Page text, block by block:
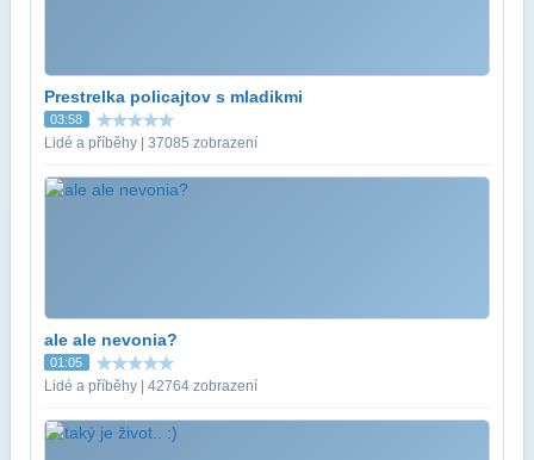
Prestrelka policajtov s mladikmi
03:58
Lidé a příběhy | 37085 zobrazení
ale ale nevonia?
01:05
Lidé a příběhy | 42764 zobrazení